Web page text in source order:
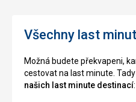
Všechny last
Možná budete překvapeni,
cestovat na last minute.
našich last minute destinací: